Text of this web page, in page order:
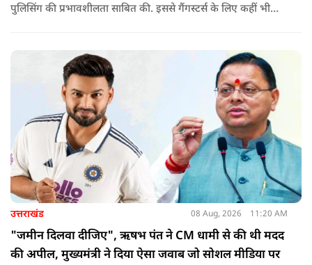
पुलिसिंग की प्रभावशीलता साबित की. इससे गैंगस्टर्स के लिए कहीं भी
उत्तराखंड 08 Aug, 2026 11:20 AM
"जमीन दिलवा दीजिए", ऋषभ पंत ने CM धामी से की थी मदद
की अपील, मुख्यमंत्री ने दिया ऐसा जवाब जो सोशल मीडिया पर